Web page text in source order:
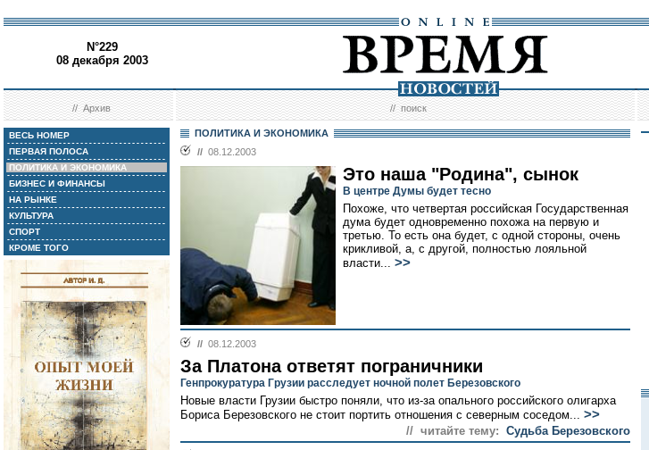
N°229
08 декабря 2003
//Архив //поиск
ВЕСЬ НОМЕР
ПЕРВАЯ ПОЛОСА
ПОЛИТИКА И ЭКОНОМИКА
БИЗНЕС И ФИНАНСЫ
НА РЫНКЕ
КУЛЬТУРА
СПОРТ
КРОМЕ ТОГО
ПОЛИТИКА И ЭКОНОМИКА
// 08.12.2003
Это наша "Родина", сынок
В центре Думы будет тесно
Похоже, что четвертая российская Государственная
дума будет одновременно похожа на первую и
третью. То есть она будет, с одной стороны, очень
крикливой, а, с другой, полностью лояльной
власти... >>
// 08.12.2003
За Платона ответят пограничники
Генпрокуратура Грузии расследует ночной полет Березовского
Новые власти Грузии быстро поняли, что из-за опального российского олигарха
Бориса Березовского не стоит портить отношения с северным соседом... >>
// читайте тему: Судьба Березовского